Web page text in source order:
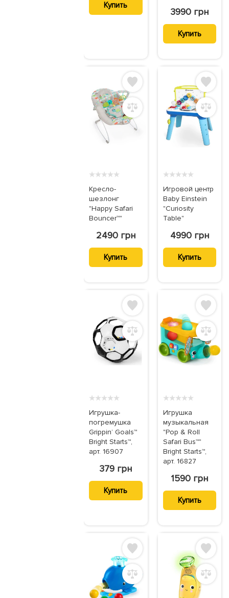
Купить
3990 грн
Купить
★★★★★
Кресло-
шезлонг
"Happy Safari
Bouncer™"
2490 грн
Купить
★★★★★
Игровой центр
Baby Einstein
"Curiosity
Table"
4990 грн
Купить
★★★★★
Игрушка-
погремушка
Grippin’ Goals™
Bright Starts™,
арт. 16907
379 грн
Купить
★★★★★
Игрушка
музыкальная
"Pop & Roll
Safari Bus™"
Bright Starts™,
арт. 16827
1590 грн
Купить